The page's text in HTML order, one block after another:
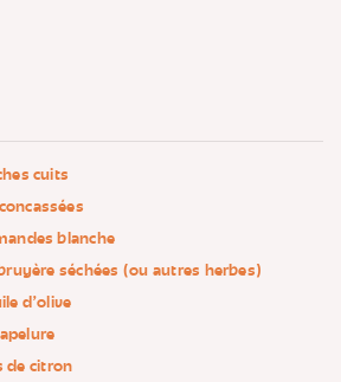
cuits
blanche
séchées (ou autres herbes)
d'olive
de citron